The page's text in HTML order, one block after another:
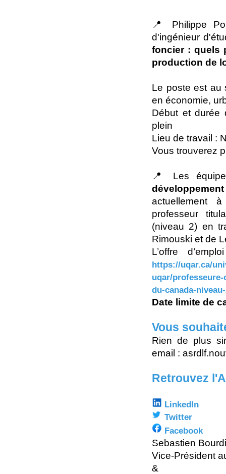
📍 Philippe
d'ingénieur
foncier : quels
production de
Le poste est au
en économie,
Début et durée
plein
Lieu de travail :
Vous trouverez
📍 Les
actuellement
professeur
(niveau 2) en
Rimouski et de
L’offre
https://uqar.ca/
uqar/
du-canada-
Date limite de
Vous
Rien de plus
email :
Retrouvez
LinkedIn
Twitter
Facebook
Sebastien
Vice-Président
&